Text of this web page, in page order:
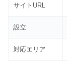
サイトURL
設立
対応エリア